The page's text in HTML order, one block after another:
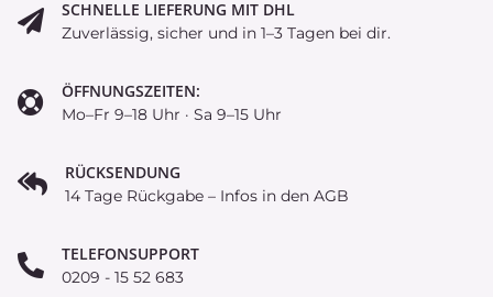
SCHNELLE LIEFERUNG MIT DHL
Zuverlässig, sicher und in 1–3 Tagen bei dir.
ÖFFNUNGSZEITEN:
Mo–Fr 9–18 Uhr · Sa 9–15 Uhr
RÜCKSENDUNG
14 Tage Rückgabe – Infos in den AGB
TELEFONSUPPORT
0209 - 15 52 683